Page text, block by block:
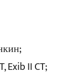
Exib II CT;